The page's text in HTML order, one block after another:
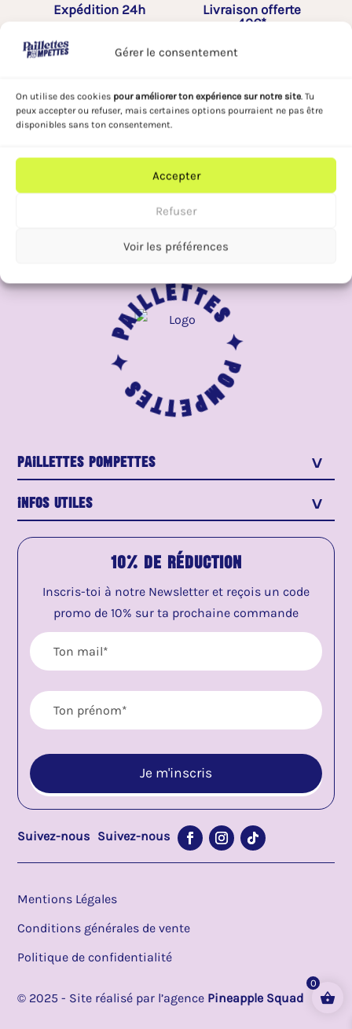
Gérer le consentement
On utilise des cookies pour améliorer ton expérience sur notre site. Tu
peux accepter ou refuser, mais certaines options pourraient ne pas être
disponibles sans ton consentement.
Accepter
Refuser
Voir les préférences
Expédition 24h
Livraison offerte
40€*
Distributeur ou revendeur,
decouvreznos tarifs
Contactez-nous
Paillettes ✦
Pompettes ✦
PaIllettes Pompettes >
Infos utiles >
10% de réduction
Inscris-toi à notre Newsletter et reçois un code
promo de 10% sur ta prochaine commande
Suivez-nous Suivez-nous
© 2025 - Site réalisé par l’agence Pineapple Squad
Mentions Légales
Conditions générales de vente
Politique de confidentialité
0